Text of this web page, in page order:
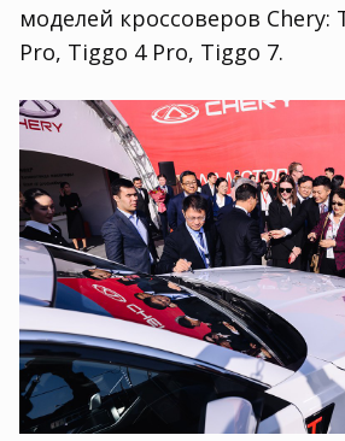
моделей кроссоверов Chery:
Pro, Tiggo 4 Pro, Tiggo 7.